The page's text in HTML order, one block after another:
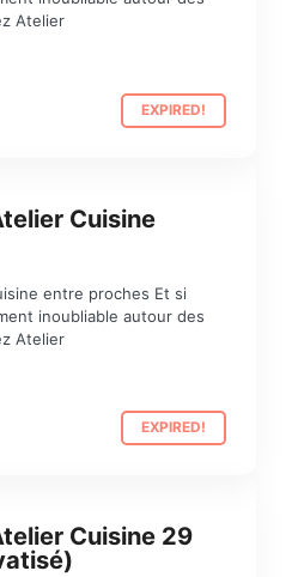
Atelier
EXPIRED!
Cuisine
entre proches Et si
inoubliable autour des
Atelier
EXPIRED!
Cuisine 29